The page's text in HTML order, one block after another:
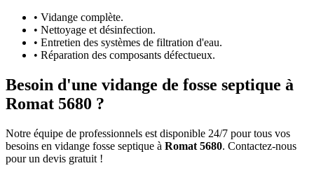
• Vidange complète.
• Nettoyage et désinfection.
• Entretien des systèmes de filtration d'eau.
• Réparation des composants défectueux.
Besoin d'une vidange de fosse septique à
Romat 5680 ?
Notre équipe de professionnels est disponible 24/7 pour tous vos
besoins en vidange fosse septique à Romat 5680. Contactez-nous
pour un devis gratuit !